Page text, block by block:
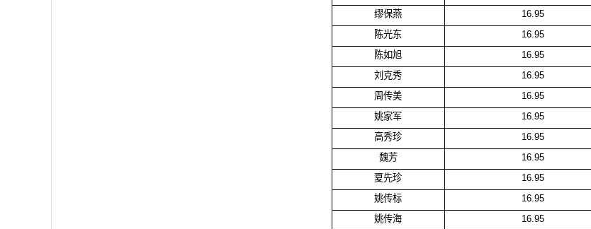
缪保燕
16.95
陈光东
16.95
陈如旭
16.95
刘克秀
16.95
周传美
16.95
姚家军
16.95
高秀珍
16.95
魏芳
16.95
夏先珍
16.95
姚传标
16.95
姚传海
16.95